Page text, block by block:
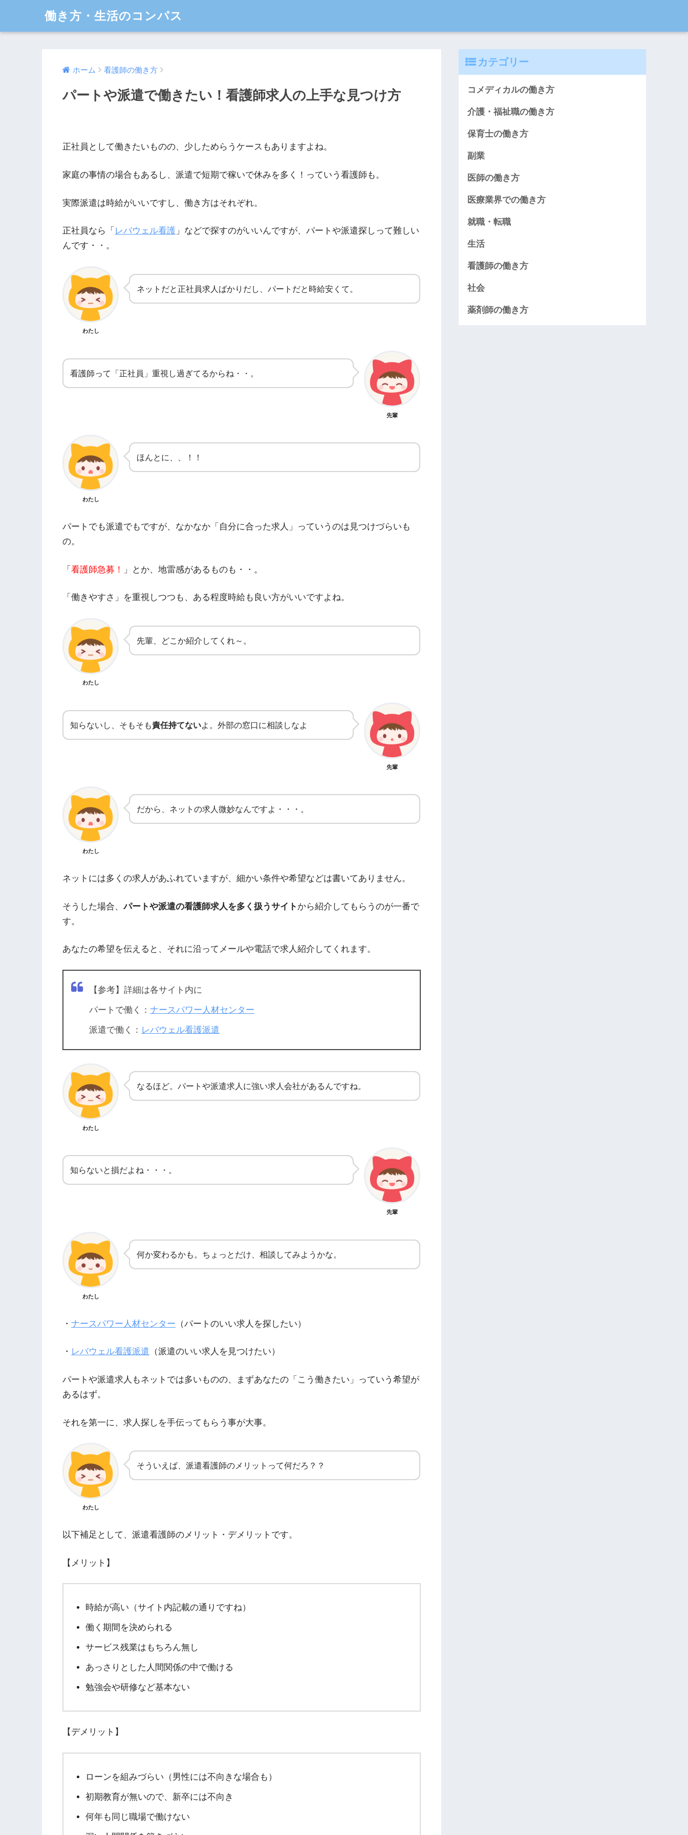
働き方・生活のコンパス
ホーム 看護師の働き方
パートや派遣で働きたい！看護師求人の上手な見つけ方
正社員として働きたいものの、少しためらうケースもありますよね。
家庭の事情の場合もあるし、派遣で短期で稼いで休みを多く！っていう看護師も。
実際派遣は時給がいいですし、働き方はそれぞれ。
正社員なら「 レバウェル看護 」などで探すのがいいんですが、パートや派遣探しって難しい
んです・・。
わたし
ネットだと正社員求人ばかりだし、パートだと時給安くて。
看護師って「正社員」重視し過ぎてるからね・・。
先輩
わたし
ほんとに、、！！
パートでも派遣でもですが、なかなか「自分に合った求人」っていうのは見つけづらいも
の。
「 看護師急募！ 」とか、地雷感があるものも・・。
「働きやすさ」を重視しつつも、ある程度時給も良い方がいいですよね。
わたし
先輩、どこか紹介してくれ～。
知らないし、そもそも責任持てないよ。外部の窓口に相談しなよ
先輩
わたし
だから、ネットの求人微妙なんですよ・・・。
ネットには多くの求人があふれていますが、細かい条件や希望などは書いてありません。
そうした場合、パートや派遣の看護師求人を多く扱うサイト から紹介してもらうのが一番で
す。
あなたの希望を伝えると、それに沿ってメールや電話で求人紹介してくれます。
【参考】詳細は各サイト内に
パートで働く： ナースパワー人材センター
派遣で働く： レバウェル看護派遣
わたし
なるほど。パートや派遣求人に強い求人会社があるんですね。
知らないと損だよね・・・。
先輩
わたし
何か変わるかも。ちょっとだけ、相談してみようかな。
・ ナースパワー人材センター （パートのいい求人を探したい）
・ レバウェル看護派遣 （派遣のいい求人を見つけたい）
パートや派遣求人もネットでは多いものの、まずあなたの「こう働きたい」っていう希望が
あるはず。
それを第一に、求人探しを手伝ってもらう事が大事。
わたし
そういえば、派遣看護師のメリットって何だろ？？
以下補足として、派遣看護師のメリット・デメリットです。
【メリット】
時給が高い（サイト内記載の通りですね）
働く期間を決められる
サービス残業はもちろん無し
あっさりとした人間関係の中で働ける
勉強会や研修など基本ない
【デメリット】
ローンを組みづらい（男性には不向きな場合も）
初期教育が無いので、新卒には不向き
何年も同じ職場で働けない
カテゴリー
コメディカルの働き方
介護・福祉職の働き方
保育士の働き方
副業
医師の働き方
医療業界での働き方
就職・転職
生活
看護師の働き方
社会
薬剤師の働き方